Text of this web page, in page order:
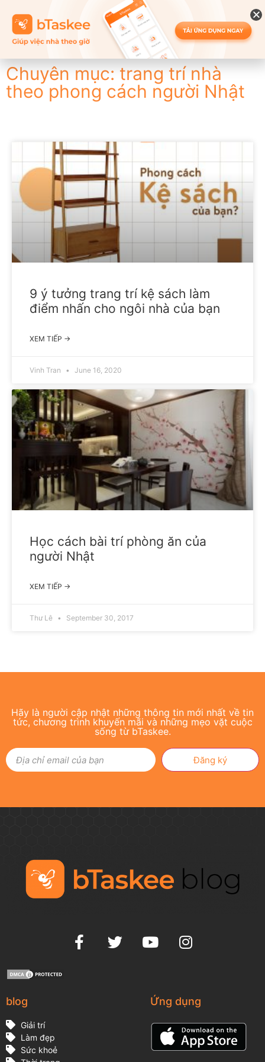
Chuyên mục: trang trí nhà
theo phong cách người Nhật
9 ý tưởng trang trí kệ sách làm
điểm nhấn cho ngôi nhà của bạn
XEM TIẾP →
Vinh Tran June 16, 2020
Học cách bài trí phòng ăn của
người Nhật
XEM TIẾP →
Thư Lê September 30, 2017
Hãy là người cập nhật những thông tin mới nhất về tin
tức, chương trình khuyến mãi và những mẹo vặt cuộc
sống từ bTaskee.
Đăng ký
blog
Giải trí
Làm đẹp
Sức khoẻ
Ứng dụng